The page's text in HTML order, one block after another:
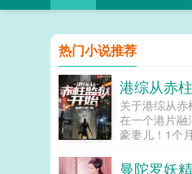
热门小说推荐
港综从赤
关于港综从
在一个港片融
豪妻儿！1个
我想当差佬，
曼陀罗妖精